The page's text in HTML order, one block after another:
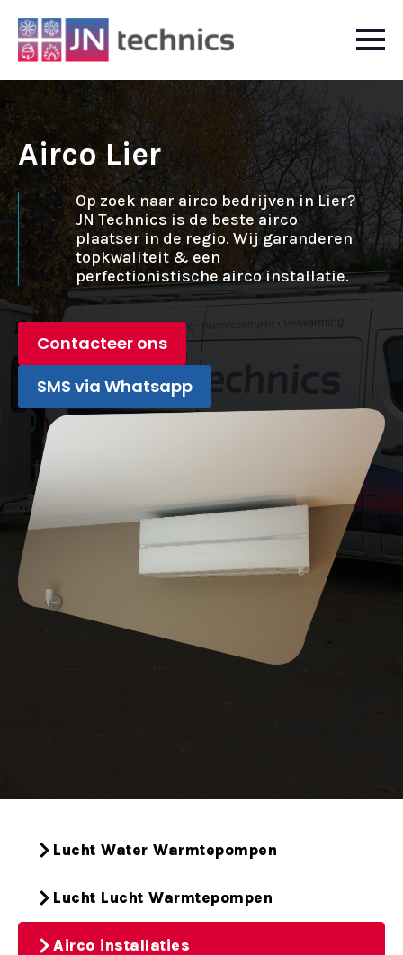
Airco Lier
Op zoek naar airco bedrijven in Lier?
JN Technics is de beste airco
plaatser in de regio. Wij garanderen
topkwaliteit & een
perfectionistische airco installatie.
Contacteer ons
SMS via Whatsapp
Lucht Water Warmtepompen
Lucht Lucht Warmtepompen
Airco installaties